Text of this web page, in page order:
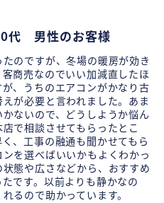
男性のお客様
のですが、冬場の暖房が効き
商売なのでいい加減直したほ
、うちのエアコンがかなり古
が必要と言われました。あま
ないので、どうしようか悩ん
で相談させてもらったとこ
、工事の融通も聞かせてもら
を選べばいいかもよくわかっ
態や広さなどから、おすすめ
です。以前よりも静かなの
るので助かっています。